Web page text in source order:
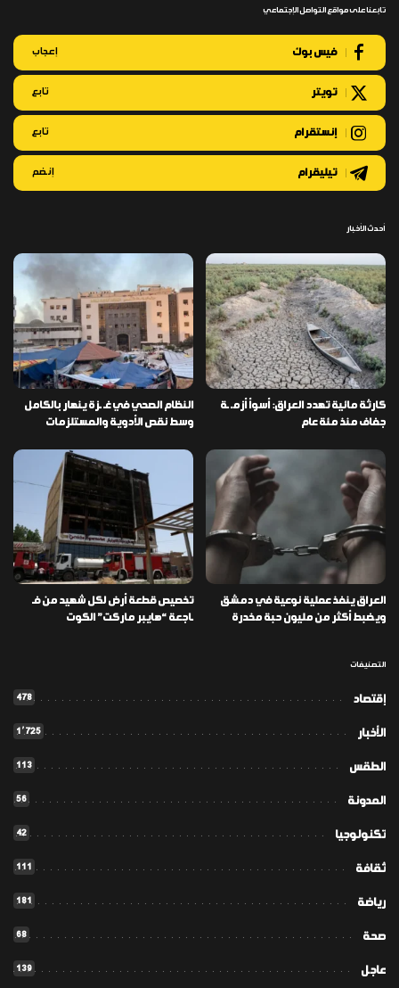
تابعنا على مواقع التواصل الإجتماعي
فيس بوك إعجاب
تويتر تابع
إنستقرام تابع
تيليقرام إنضم
أحدث الأخبار
كارثة مائية تهدد العراق: أسوأ أزمـ ـة
جفاف منذ مئة عام
النظام الصحي في غـ ـزة ينهار بالكامل
وسط نقص الأدوية والمستلزمات
العراق ينفذ عملية نوعية في دمشق
ويضبط أكثر من مليون حبة مخدرة
تخصيص قطعة أرض لكل شهيد من فـ
ـاجعة “هايبر ماركت” الكوت
التصنيفات
إقتصاد 478
الأخبار 1٬725
الطقس 113
المدونة 56
تكنولوجيا 42
ثقافة 111
رياضة 181
صحة 68
عاجل 139